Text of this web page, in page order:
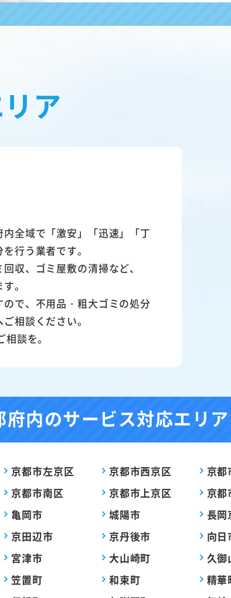
ア
全域で「激安」「迅速」「丁
行う業者です。
収、ゴミ屋敷の清掃など、
。
で、不用品・粗大ゴミの処分
相談ください。
談を。
府内のサービス対応エリア
京都市左京区 京都市西京区
京
京都市南区 京都市上京区
京
亀岡市 城陽市
長岡
京田辺市 京丹後市
向日
宮津市 大山崎町
久御
笠置町 和束町
精華